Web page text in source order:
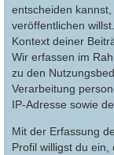
entscheiden
veröffentlichen
Kontext deiner
Wir erfassen im
zu den
Verarbeitung
IP-Adresse sowie
Mit der Erfassung
Profil willigst du